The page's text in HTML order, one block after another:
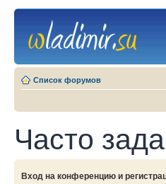
Список форумов
Часто
Вход на конференцию и